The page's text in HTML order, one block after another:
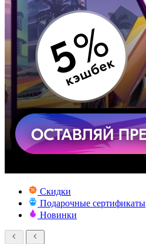
Скидки
Подарочные сертификаты
Новинки